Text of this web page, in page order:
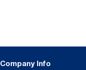
Company Info